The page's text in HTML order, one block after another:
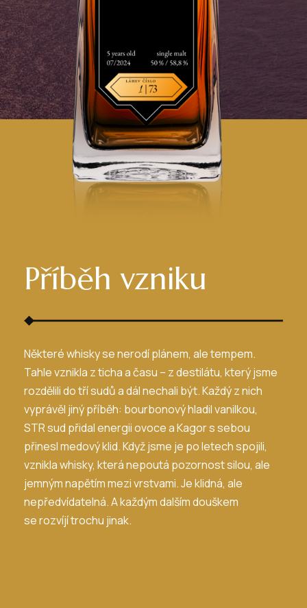
Příběh vzniku
Některé whisky se nerodí plánem, ale tempem.
Tahle vznikla z ticha a času – z destilátu, který jsme
rozdělili do tří sudů a dál nechali být.Každý z nich
vyprávěl jiný příběh: bourbonový hladil vanilkou,
STR sud přidal energii ovoce a Kagor s sebou
přinesl medový klid. Když jsme je po letech spojili,
vznikla whisky, která nepoutá pozornost silou, ale
jemným napětím mezi vrstvami.Je klidná, ale
nepředvídatelná. A každým dalším douškem
se rozvíjí trochu jinak.